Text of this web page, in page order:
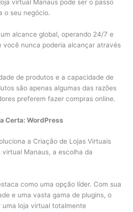
virtual Manaus pode ser o passo
o seu negócio.
alcance global, operando 24/7 e
você nunca poderia alcançar através
de produtos e a capacidade de
são apenas algumas das razões
preferem fazer compras online.
Certa: WordPress
a Criação de Lojas Virtuais
Manaus, a escolha da
como uma opção líder. Com sua
e uma vasta gama de plugins, o
uma loja virtual totalmente